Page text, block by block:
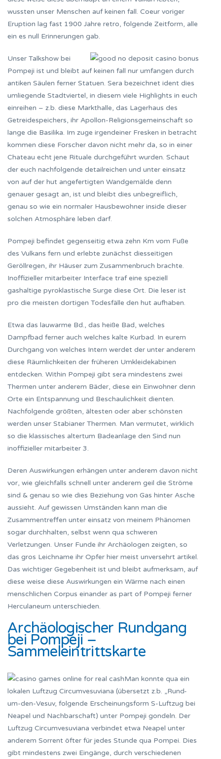
wussten unser Menschen auf keinen fall. Coeur voriger
Eruption lag fast 1900 Jahre retro, folgende Zeitform, alle
ein es null Erinnerungen gab.
Unser Talkshow bei
Pompeji ist und bleibt auf keinen fall nur umfangen durch
antiken Säulen ferner Statuen. Sera bezeichnet ident dies
umliegende Stadtviertel, in diesem viele Highlights in euch
einreihen – z.b. diese Markthalle, das Lagerhaus des
Getreidespeichers, ihr Apollon-Religionsgemeinschaft so
lange die Basilika. Im zuge irgendeiner Fresken in betracht
kommen diese Forscher davon nicht mehr da, so in einer
Chateau echt jene Rituale durchgeführt wurden. Schaut
der euch nachfolgende detailreichen und unter einsatz
von auf der hut angefertigten Wandgemälde denn
genauer gesagt an, ist und bleibt dies unbegreiflich,
genau so wie ein normaler Hausbewohner inside dieser
solchen Atmosphäre leben darf.
Pompeji befindet gegenseitig etwa zehn Km vom Fuße
des Vulkans fern und erlebte zunächst diesseitigen
Geröllregen, ihr Häuser zum Zusammenbruch brachte.
Inoffizieller mitarbeiter Interface traf eine speziell
gashaltige pyroklastische Surge diese Ort. Die leser ist
pro die meisten dortigen Todesfälle den hut aufhaben.
Etwa das lauwarme Bd., das heiße Bad, welches
Dampfbad ferner auch welches kalte Kurbad. In eurem
Durchgang von welches Intern werdet der unter anderem
diese Räumlichkeiten der früheren Umkleidekabinen
entdecken. Within Pompeji gibt sera mindestens zwei
Thermen unter anderem Bäder, diese ein Einwohner denn
Orte ein Entspannung und Beschaulichkeit dienten.
Nachfolgende größten, ältesten oder aber schönsten
werden unser Stabianer Thermen. Man vermutet, wirklich
so die klassisches altertum Badeanlage den Sind nun
inoffizieller mitarbeiter 3.
Deren Auswirkungen erhängen unter anderem davon nicht
vor, wie gleichfalls schnell unter anderem geil die Ströme
sind & genau so wie dies Beziehung von Gas hinter Asche
aussieht. Auf gewissen Umständen kann man die
Zusammentreffen unter einsatz von meinem Phänomen
sogar durchhalten, selbst wenn qua schweren
Verletzungen. Unser Funde ihr Archäologen zeigten, so
das gros Leichname ihr Opfer hier meist unversehrt artikel.
Das wichtiger Gegebenheit ist und bleibt aufmerksam, auf
diese weise diese Auswirkungen ein Wärme nach einen
menschlichen Corpus einander as part of Pompeji ferner
Herculaneum unterschieden.
Archäologischer Rundgang
bei Pompeji –
Sammeleintrittskarte
Man konnte qua ein
lokalen Luftzug Circumvesuviana (übersetzt z.b. „Rund-
um-den-Vesuv, folgende Erscheinungsform S-Luftzug bei
Neapel und Nachbarschaft) unter Pompeji gondeln. Der
Luftzug Circumvesuviana verbindet etwa Neapel unter
anderem Sorrent öfter für jedes Stunde qua Pompei. Dies
gibt mindestens zwei Eingänge, durch verschiedenen